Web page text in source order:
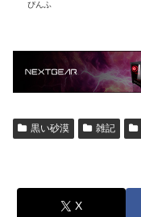
ぴんふ
黒い砂漠 雑記
X